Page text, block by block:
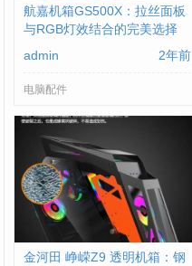
航嘉机箱GS500X：拉丝面板
与RGB灯效结合的完美选择
admin
2年前
电脑配件
金河田 峥嵘Z9 透明机箱：钢